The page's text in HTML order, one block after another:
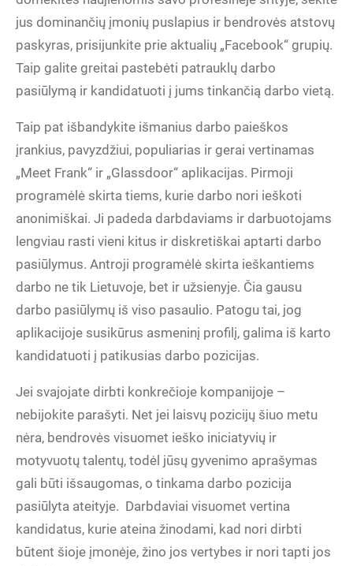
jus dominančių įmonių puslapius ir bendrovės atstovų
paskyras, prisijunkite prie aktualių „Facebook“ grupių.
Taip galite greitai pastebėti patrauklų darbo
pasiūlymą ir kandidatuoti į jums tinkančią darbo vietą.
Taip pat išbandykite išmanius darbo paieškos
įrankius, pavyzdžiui, populiarias ir gerai vertinamas
„Meet Frank“ ir „Glassdoor“ aplikacijas. Pirmoji
programėlė skirta tiems, kurie darbo nori ieškoti
anonimiškai. Ji padeda darbdaviams ir darbuotojams
lengviau rasti vieni kitus ir diskretiškai aptarti darbo
pasiūlymus. Antroji programėlė skirta ieškantiems
darbo ne tik Lietuvoje, bet ir užsienyje. Čia gausu
darbo pasiūlymų iš viso pasaulio. Patogu tai, jog
aplikacijoje susikūrus asmeninį profilį, galima iš karto
kandidatuoti į patikusias darbo pozicijas.
Jei svajojate dirbti konkrečioje kompanijoje –
nebijokite parašyti. Net jei laisvų pozicijų šiuo metu
nėra, bendrovės visuomet ieško iniciatyvių ir
motyvuotų talentų, todėl jūsų gyvenimo aprašymas
gali būti išsaugomas, o tinkama darbo pozicija
pasiūlyta ateityje. Darbdaviai visuomet vertina
kandidatus, kurie ateina žinodami, kad nori dirbti
būtent šioje įmonėje, žino jos vertybes ir nori tapti jos